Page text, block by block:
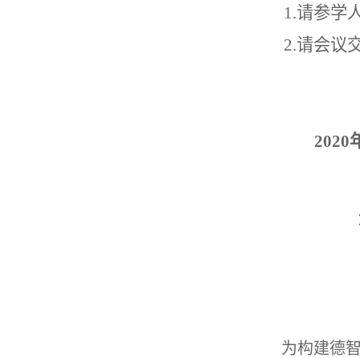
1.请参学
2.请会议
2020
为构建德